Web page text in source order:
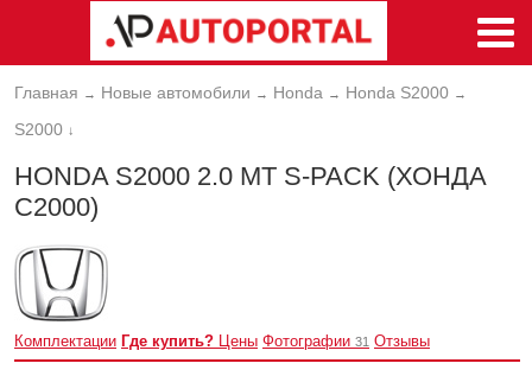
Главная → Новые автомобили → Honda → Honda S2000 →
S2000 ↓
HONDA S2000 2.0 MT S-PACK (ХОНДА
С2000)
Комплектации Где купить? Цены Фотографии 31 Отзывы